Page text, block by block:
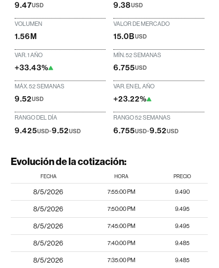
9.47USD 9.38USD
VOLUMEN
1.56M
VALOR DE MERCADO
15.0BUSD
VAR. 1 AÑO
+33.43%
MÍN. 52 SEMANAS
6.755USD
MÁX. 52 SEMANAS
9.52USD
VAR. EN EL AÑO
+23.22%
RANGO DEL DÍA
9.425USD-9.52USD
RANGO 52 SEMANAS
6.755USD-9.52USD
Evolución de la cotización:
FECHA HORA PRECIO
8/5/2026 7:55:00 PM 9.490
8/5/2026 7:50:00 PM 9.495
8/5/2026 7:45:00 PM 9.495
8/5/2026 7:40:00 PM 9.485
8/5/2026 7:35:00 PM 9.485